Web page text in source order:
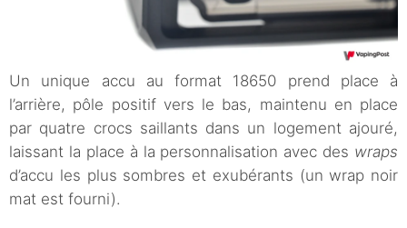
Un unique accu au format 18650 prend place à
l’arrière, pôle positif vers le bas, maintenu en place
par quatre crocs saillants dans un logement ajouré,
laissant la place à la personnalisation avec des wraps
d’accu les plus sombres et exubérants (un wrap noir
mat est fourni).